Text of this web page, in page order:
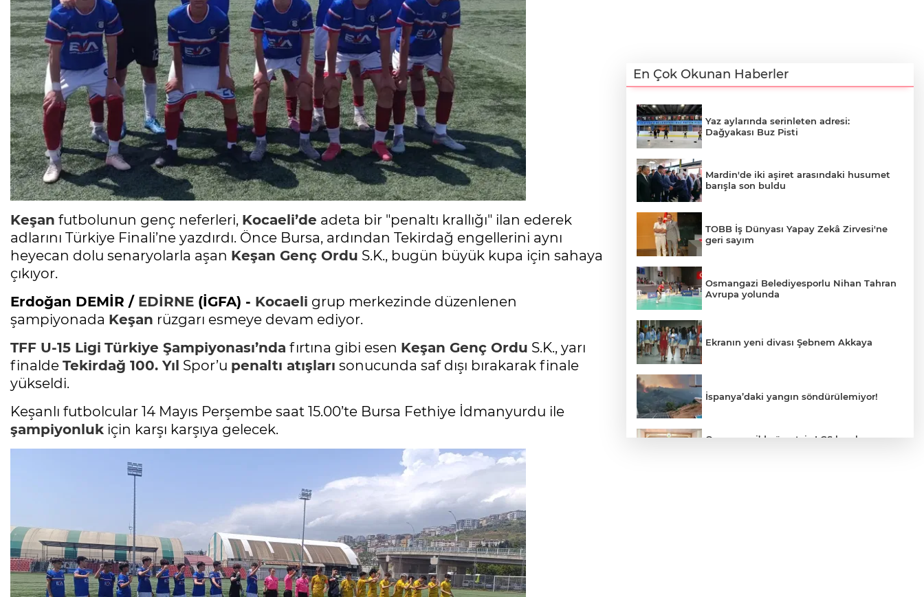
Keşan futbolunun genç neferleri, Kocaeli’de adeta bir "penaltı krallığı" ilan ederek
adlarını Türkiye Finali’ne yazdırdı. Önce Bursa, ardından Tekirdağ engellerini aynı
heyecan dolu senaryolarla aşan Keşan Genç Ordu S.K., bugün büyük kupa için sahaya
çıkıyor.
Erdoğan DEMİR / EDİRNE (İGFA) - Kocaeli grup merkezinde düzenlenen
şampiyonada Keşan rüzgarı esmeye devam ediyor.
TFF U-15 Ligi Türkiye Şampiyonası’nda fırtına gibi esen Keşan Genç Ordu S.K., yarı
finalde Tekirdağ 100. Yıl Spor’u penaltı atışları sonucunda saf dışı bırakarak finale
yükseldi.
Keşanlı futbolcular 14 Mayıs Perşembe saat 15.00’te Bursa Fethiye İdmanyurdu ile
şampiyonluk için karşı karşıya gelecek.
En Çok Okunan Haberler
Yaz aylarında serinleten adresi:
Dağyakası Buz Pisti
Mardin'de iki aşiret arasındaki husumet
barışla son buldu
TOBB İş Dünyası Yapay Zekâ Zirvesi'ne
geri sayım
Osmangazi Belediyesporlu Nihan Tahran
Avrupa yolunda
Ekranın yeni divası Şebnem Akkaya
İspanya’daki yangın söndürülemiyor!
Osmangazi’de ücretsiz LGS kurslarının